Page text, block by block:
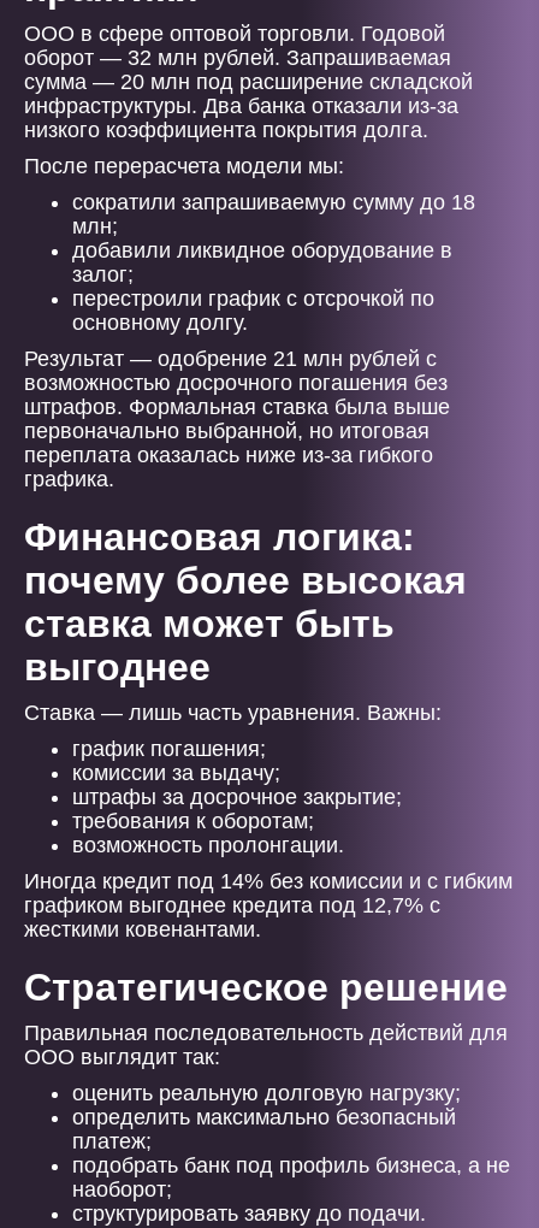
ООО в сфере оптовой торговли. Годовой
оборот — 32 млн рублей. Запрашиваемая
сумма — 20 млн под расширение складской
инфраструктуры. Два банка отказали из-за
низкого коэффициента покрытия долга.
После перерасчета модели мы:
сократили запрашиваемую сумму до 18
млн;
добавили ликвидное оборудование в
залог;
перестроили график с отсрочкой по
основному долгу.
Результат — одобрение 21 млн рублей с
возможностью досрочного погашения без
штрафов. Формальная ставка была выше
первоначально выбранной, но итоговая
переплата оказалась ниже из-за гибкого
графика.
Финансовая логика:
почему более высокая
ставка может быть
выгоднее
Ставка — лишь часть уравнения. Важны:
график погашения;
комиссии за выдачу;
штрафы за досрочное закрытие;
требования к оборотам;
возможность пролонгации.
Иногда кредит под 14% без комиссии и с гибким
графиком выгоднее кредита под 12,7% с
жесткими ковенантами.
Стратегическое решение
Правильная последовательность действий для
ООО выглядит так:
оценить реальную долговую нагрузку;
определить максимально безопасный
платеж;
подобрать банк под профиль бизнеса, а не
наоборот;
структурировать заявку до подачи.